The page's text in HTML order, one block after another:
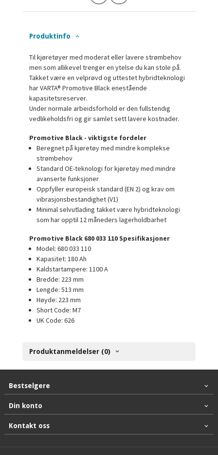
Produktinfo
Til kjøretøyer med moderat eller lavere strømbehov
men som allikevel trenger en ytelse du kan stole på.
Takket være en velprøvd og uttestet hybridteknologi
har VARTA® Promotive Black enestående
kapasitetsreserver.
Under normale arbeidsforhold er den fullstendig
vedlikeholdsfri og gir samlet sett lavere kostnader.
Promotive Black - viktigste fordeler
Beregnet på kjøretøy med mindre komplekse
strømbehov
Standard OE-teknologi for kjøretøy med mindre
avanserte funksjoner
Oppfyller europeisk standard (EN 2) og krav om
vibrasjonsbestandighet (V1)
Minimal selvutlading takket være hybridteknologi
som har opptil 12 måneders lagerholdbarhet
Promotive Black 680 033 110 Spesifikasjoner
Model: 680 033 110
Kapasitet: 180 Ah
Kaldstartampere: 1100 A
Bredde: 223 mm
Lengde: 513 mm
Høyde: 223 mm
Short Code: M7
UK Code: 626
Produktanmeldelser (0)
Bestselgere
Din konto
Kontakt oss